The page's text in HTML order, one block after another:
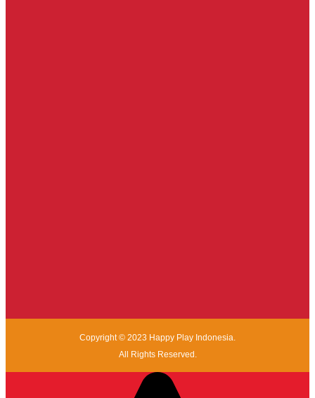
Copyright © 2023 Happy Play Indonesia.
All Rights Reserved.